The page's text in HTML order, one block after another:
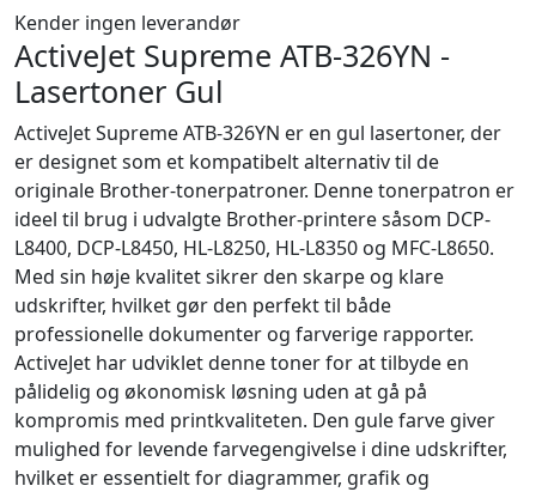
Kender ingen leverandør
ActiveJet Supreme ATB-326YN -
Lasertoner Gul
ActiveJet Supreme ATB-326YN er en gul lasertoner, der
er designet som et kompatibelt alternativ til de
originale Brother-tonerpatroner. Denne tonerpatron er
ideel til brug i udvalgte Brother-printere såsom DCP-
L8400, DCP-L8450, HL-L8250, HL-L8350 og MFC-L8650.
Med sin høje kvalitet sikrer den skarpe og klare
udskrifter, hvilket gør den perfekt til både
professionelle dokumenter og farverige rapporter.
ActiveJet har udviklet denne toner for at tilbyde en
pålidelig og økonomisk løsning uden at gå på
kompromis med printkvaliteten. Den gule farve giver
mulighed for levende farvegengivelse i dine udskrifter,
hvilket er essentielt for diagrammer, grafik og